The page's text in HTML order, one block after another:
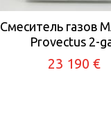
Смеситель газов
Provectus 2-
23 190 €